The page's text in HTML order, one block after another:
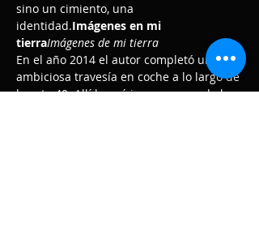
sino un cimiento, una
identidad.Imágenes en mi
tierraImágenes de mi tierra
En el año 2014 el autor completó una
ambiciosa travesía en coche a lo largo de
la ruta 40. Allí buscó impregnarse de las